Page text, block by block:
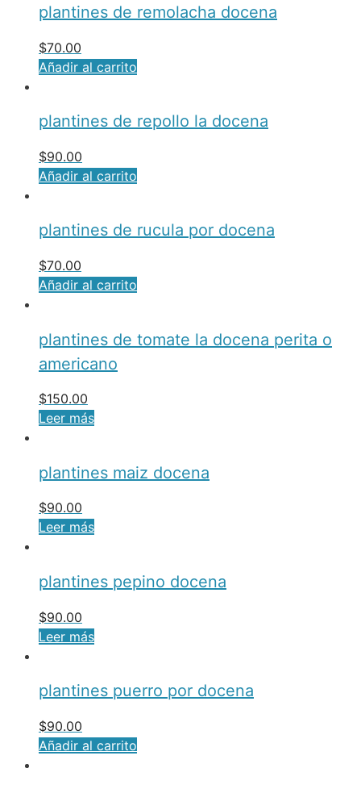
plantines de remolacha docena
$70.00
Añadir al carrito
plantines de repollo la docena
$90.00
Añadir al carrito
plantines de rucula por docena
$70.00
Añadir al carrito
plantines de tomate la docena perita o
americano
$150.00
Leer más
plantines maiz docena
$90.00
Leer más
plantines pepino docena
$90.00
Leer más
plantines puerro por docena
$90.00
Añadir al carrito